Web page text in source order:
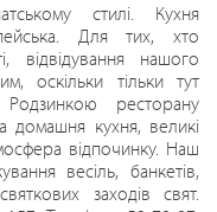
стилі. Кухня
Для тих, хто
відвідування нашого
оскільки тільки тут
ресторану
домашня кухня, великі
відпочинку. Наш
весіль, банкетів,
заходів свят.